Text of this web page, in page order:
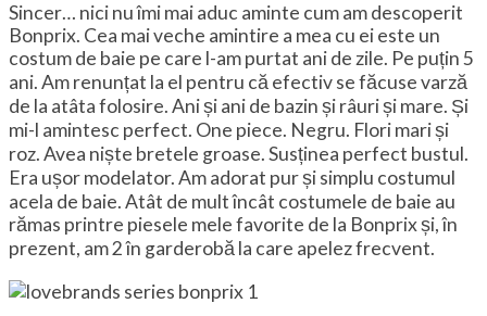
Sincer… nici nu îmi mai aduc aminte cum am descoperit
Bonprix. Cea mai veche amintire a mea cu ei este un
costum de baie pe care l-am purtat ani de zile. Pe puțin 5
ani. Am renunțat la el pentru că efectiv se făcuse varză
de la atâta folosire. Ani și ani de bazin și râuri și mare. Și
mi-l amintesc perfect. One piece. Negru. Flori mari și
roz. Avea niște bretele groase. Susținea perfect bustul.
Era ușor modelator. Am adorat pur și simplu costumul
acela de baie. Atât de mult încât costumele de baie au
rămas printre piesele mele favorite de la Bonprix și, în
prezent, am 2 în garderobă la care apelez frecvent.